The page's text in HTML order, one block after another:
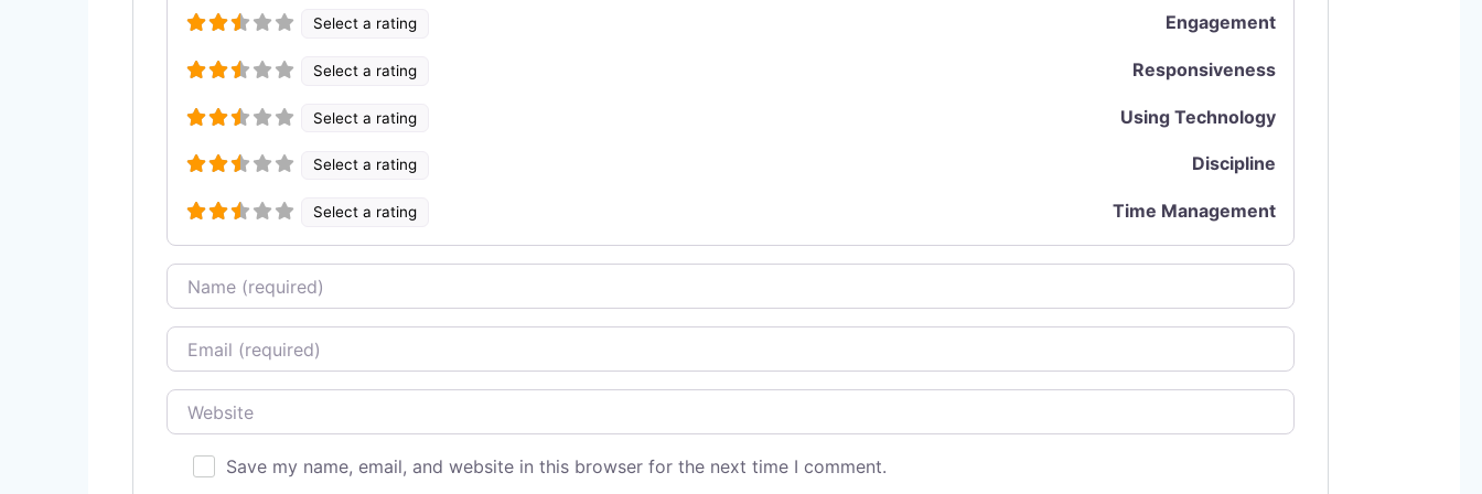
Select a rating Engagement
Select a rating Responsiveness
Select a rating Using Technology
Select a rating Discipline
Select a rating Time Management
Name
Email
Website
Save my name, email, and website in this browser for the next time I comment.